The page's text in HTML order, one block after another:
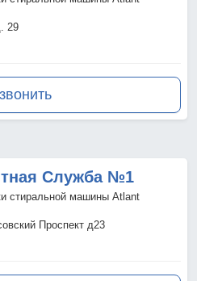
29
Служба №1
стиральной машины Atlant
Проспект д23